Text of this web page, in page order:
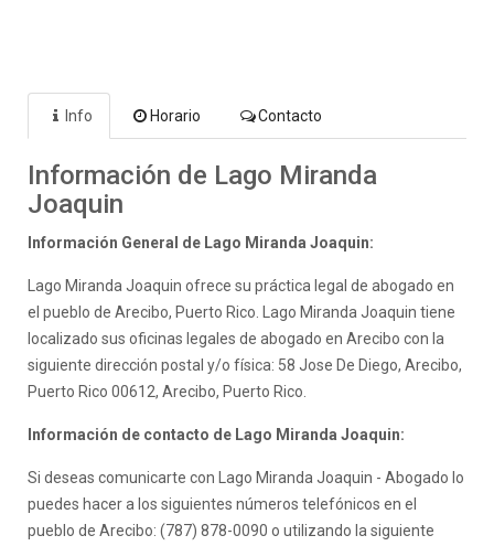
Info Horario Contacto
Información de Lago Miranda
Joaquin
Información General de Lago Miranda Joaquin:
Lago Miranda Joaquin ofrece su práctica legal de abogado en
el pueblo de Arecibo, Puerto Rico. Lago Miranda Joaquin tiene
localizado sus oficinas legales de abogado en Arecibo con la
siguiente dirección postal y/o física: 58 Jose De Diego, Arecibo,
Puerto Rico 00612, Arecibo, Puerto Rico.
Información de contacto de Lago Miranda Joaquin:
Si deseas comunicarte con Lago Miranda Joaquin - Abogado lo
puedes hacer a los siguientes números telefónicos en el
pueblo de Arecibo: (787) 878-0090 o utilizando la siguiente